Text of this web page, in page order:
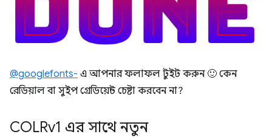
@googlefonts- এ আপনার ফলাফল টুইট করুন 🙂 কেন
রেডিয়াল বা সুইপ গ্রেডিয়েন্ট চেষ্টা করবেন না?
COLRv1 এর সাথে নতুন